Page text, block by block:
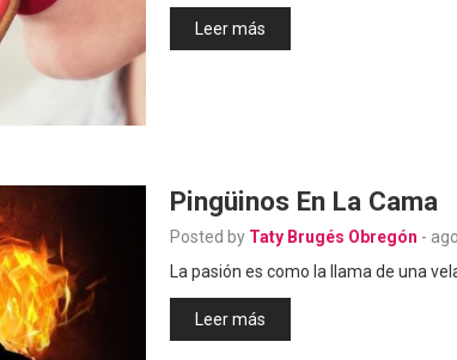
Leer más
Pingüinos En La Cama
Posted by Taty Brugés Obregón -
La pasión es como la llama de una
Leer más